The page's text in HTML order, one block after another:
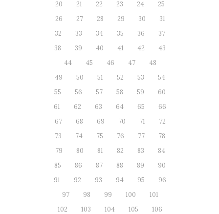
20
21 22 23 24
25
26
27 28 29 30
31
32
33 34 35 36
37
38
39 40 41 42
43
44
45 46 47
48
49
50 51 52 53
54
55
56 57 58 59
60
61
62 63 64 65
66
67
68 69 70 71
72
73
74 75 76 77
78
79
80 81 82 83
84
85
86 87 88 89
90
91
92 93 94 95
96
97
98 99 100
101
102
103 104 105
106